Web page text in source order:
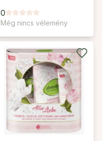
Nappali Arckrém
UVA/UVB
0
Még nincs vélemény